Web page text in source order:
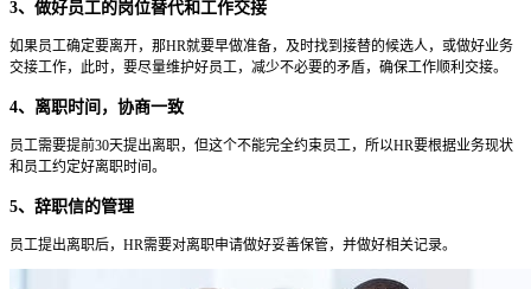
3、做好员工的岗位替代和工作交接
如果员工确定要离开，那HR就要早做准备，及时找到接替的候选人，或做好业务
交接工作，此时，要尽量维护好员工，减少不必要的矛盾，确保工作顺利交接。
4、离职时间，协商一致
员工需要提前30天提出离职，但这个不能完全约束员工，所以HR要根据业务现状
和员工约定好离职时间。
5、辞职信的管理
员工提出离职后，HR需要对离职申请做好妥善保管，并做好相关记录。